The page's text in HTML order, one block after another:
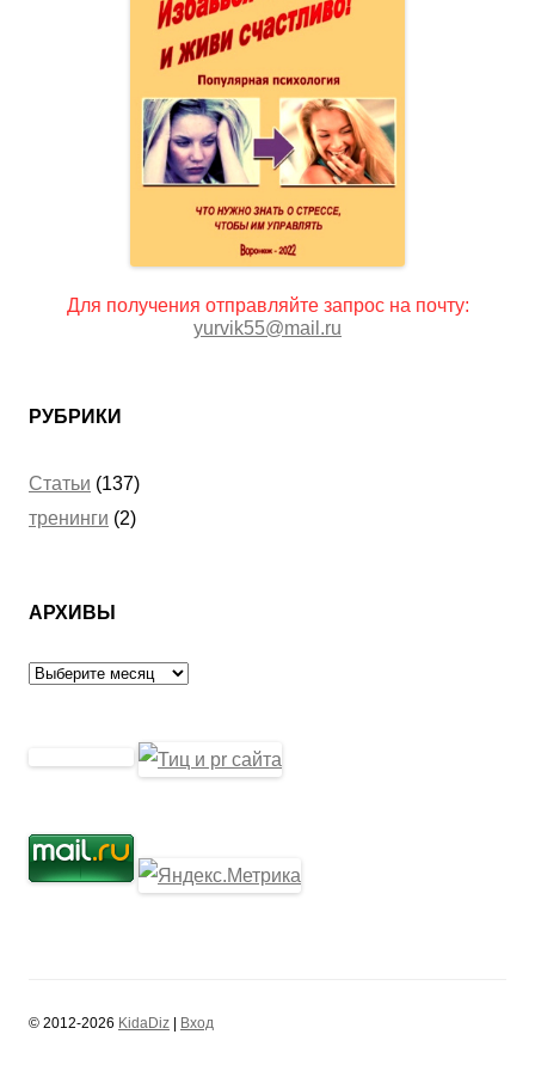
Для получения отправляйте запрос на почту:
yurvik55@mail.ru
РУБРИКИ
Статьи (137)
тренинги (2)
АРХИВЫ
Архивы
© 2012-2026 KidaDiz | Вход